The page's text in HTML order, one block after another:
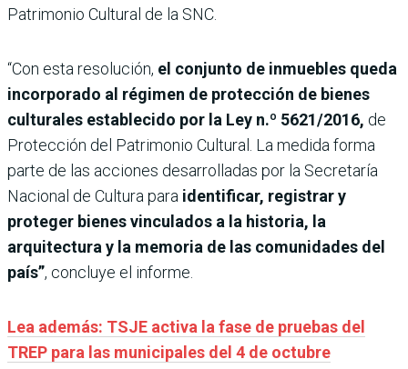
Patrimonio Cultural de la SNC.
“Con esta resolución, el conjunto de inmuebles queda
incorporado al régimen de protección de bienes
culturales establecido por la Ley n.º 5621/2016, de
Protección del Patrimonio Cultural. La medida forma
parte de las acciones desarrolladas por la Secretaría
Nacional de Cultura para identificar, registrar y
proteger bienes vinculados a la historia, la
arquitectura y la memoria de las comunidades del
país”, concluye el informe.
Lea además: TSJE activa la fase de pruebas del
TREP para las municipales del 4 de octubre